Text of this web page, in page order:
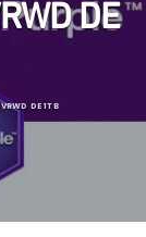
DE
DE 1TB